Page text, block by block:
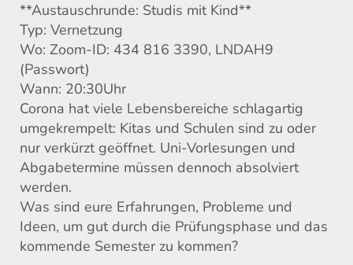
**Austauschrunde: Studis mit Kind**
Typ: Vernetzung
Wo: Zoom-ID: 434 816 3390, LNDAH9
(Passwort)
Wann: 20:30Uhr
Corona hat viele Lebensbereiche schlagartig
umgekrempelt: Kitas und Schulen sind zu oder
nur verkürzt geöffnet. Uni-Vorlesungen und
Abgabetermine müssen dennoch absolviert
werden.
Was sind eure Erfahrungen, Probleme und
Ideen, um gut durch die Prüfungsphase und das
kommende Semester zu kommen?